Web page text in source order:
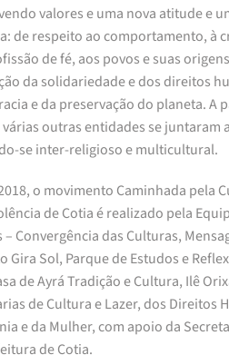
valores e uma nova atitude e
de respeito ao comportamento, à
de fé, aos povos e suas
da solidariedade e dos direitos
e da preservação do planeta. A
outras entidades se juntaram
se inter-religioso e multicultural.
o movimento Caminhada pela
de Cotia é realizado pela
– Convergência das Culturas,
Gira Sol, Parque de Estudos e
de Ayrá Tradição e Cultura, Ilê
de Cultura e Lazer, dos Direitos
e da Mulher, com apoio da
de Cotia.